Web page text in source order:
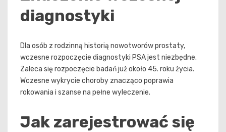
diagnostyki
Dla osób z rodzinną historią nowotworów prostaty,
wczesne rozpoczęcie diagnostyki PSA jest niezbędne.
Zaleca się rozpoczęcie badań już około 45. roku życia.
Wczesne wykrycie choroby znacząco poprawia
rokowania i szanse na pełne wyleczenie.
Jak zarejestrować się